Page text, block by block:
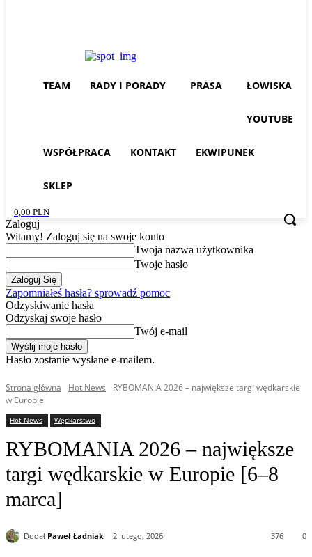
TEAM RADY I PORADY PRASA ŁOWISKA
YOUTUBE
WSPÓŁPRACA KONTAKT EKWIPUNEK
SKLEP
0,00 PLN
Zaloguj
Witamy! Zaloguj się na swoje konto
Twoja nazwa użytkownika
Twoje hasło
Zapomniałeś hasła? sprowadź pomoc
Odzyskiwanie hasła
Odzyskaj swoje hasło
Twój e-mail
Hasło zostanie wysłane e-mailem.
Strona główna Hot News
RYBOMANIA 2026 – największe targi wędkarskie
w Europie
Hot News Wędkarstwo
RYBOMANIA 2026 – największe
targi wędkarskie w Europie [6–8
marca]
Dodał Paweł Ładniak 2 lutego, 2026 0
376